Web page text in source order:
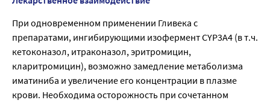
При одновременном применении Гливека с
препаратами, ингибирующими изофермент CYP3A4 (в т.ч.
кетоконазол, итраконазол, эритромицин,
кларитромицин), возможно замедление метаболизма
иматиниба и увеличение его концентрации в плазме
крови. Необходима осторожность при сочетанном